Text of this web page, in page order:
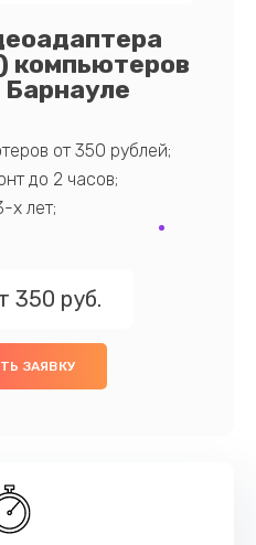
компьютеров
Барнауле
от 350 рублей;
до 2 часов;
х лет;
350 руб.
ЗАЯВКУ